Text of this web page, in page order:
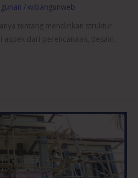
/wibangunweb
tentang mendirikan struktur
aspek dari perencanaan, desain,